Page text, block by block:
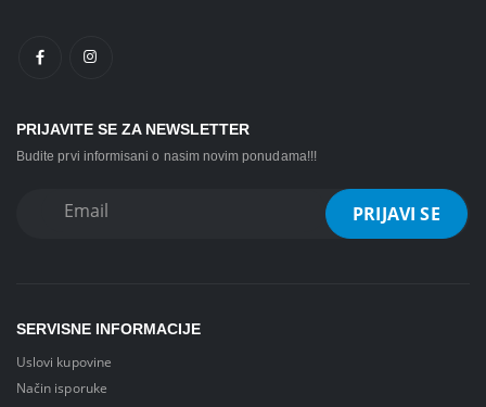
PRIJAVITE SE ZA NEWSLETTER
Budite prvi informisani o nasim novim ponudama!!!
SERVISNE INFORMACIJE
Uslovi kupovine
Način isporuke